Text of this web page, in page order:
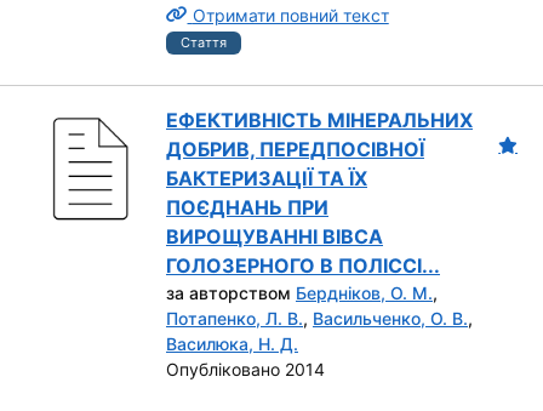
Отримати повний текст
Стаття
ЕФЕКТИВНІСТЬ МІНЕРАЛЬНИХ
ДОБРИВ, ПЕРЕДПОСІВНОЇ
БАКТЕРИЗАЦІЇ ТА ЇХ
ПОЄДНАНЬ ПРИ
ВИРОЩУВАННІ ВІВСА
ГОЛОЗЕРНОГО В ПОЛІССІ...
за авторством Бердніков, О. М.,
Потапенко, Л. В., Васильченко, О. В.,
Василюка, Н. Д.
Опубліковано 2014